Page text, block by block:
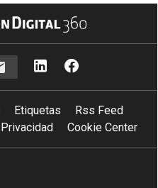
Etiquetas
Rss Feed
Privacidad Cookie Center